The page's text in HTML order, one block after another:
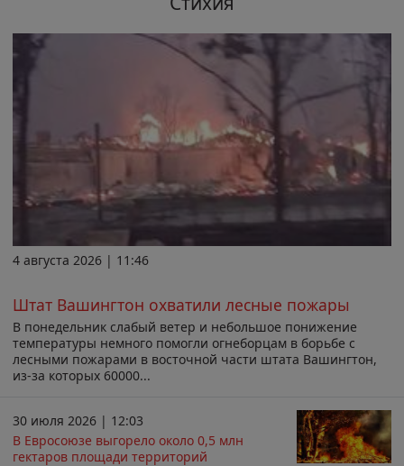
4 августа 2026 | 11:46
Штат Вашингтон охватили лесные пожары
В понедельник слабый ветер и небольшое понижение
температуры немного помогли огнеборцам в борьбе с
лесными пожарами в восточной части штата Вашингтон,
из-за которых 60000...
30 июля 2026 | 12:03
В Евросоюзе выгорело около 0,5 млн
гектаров площади территорий